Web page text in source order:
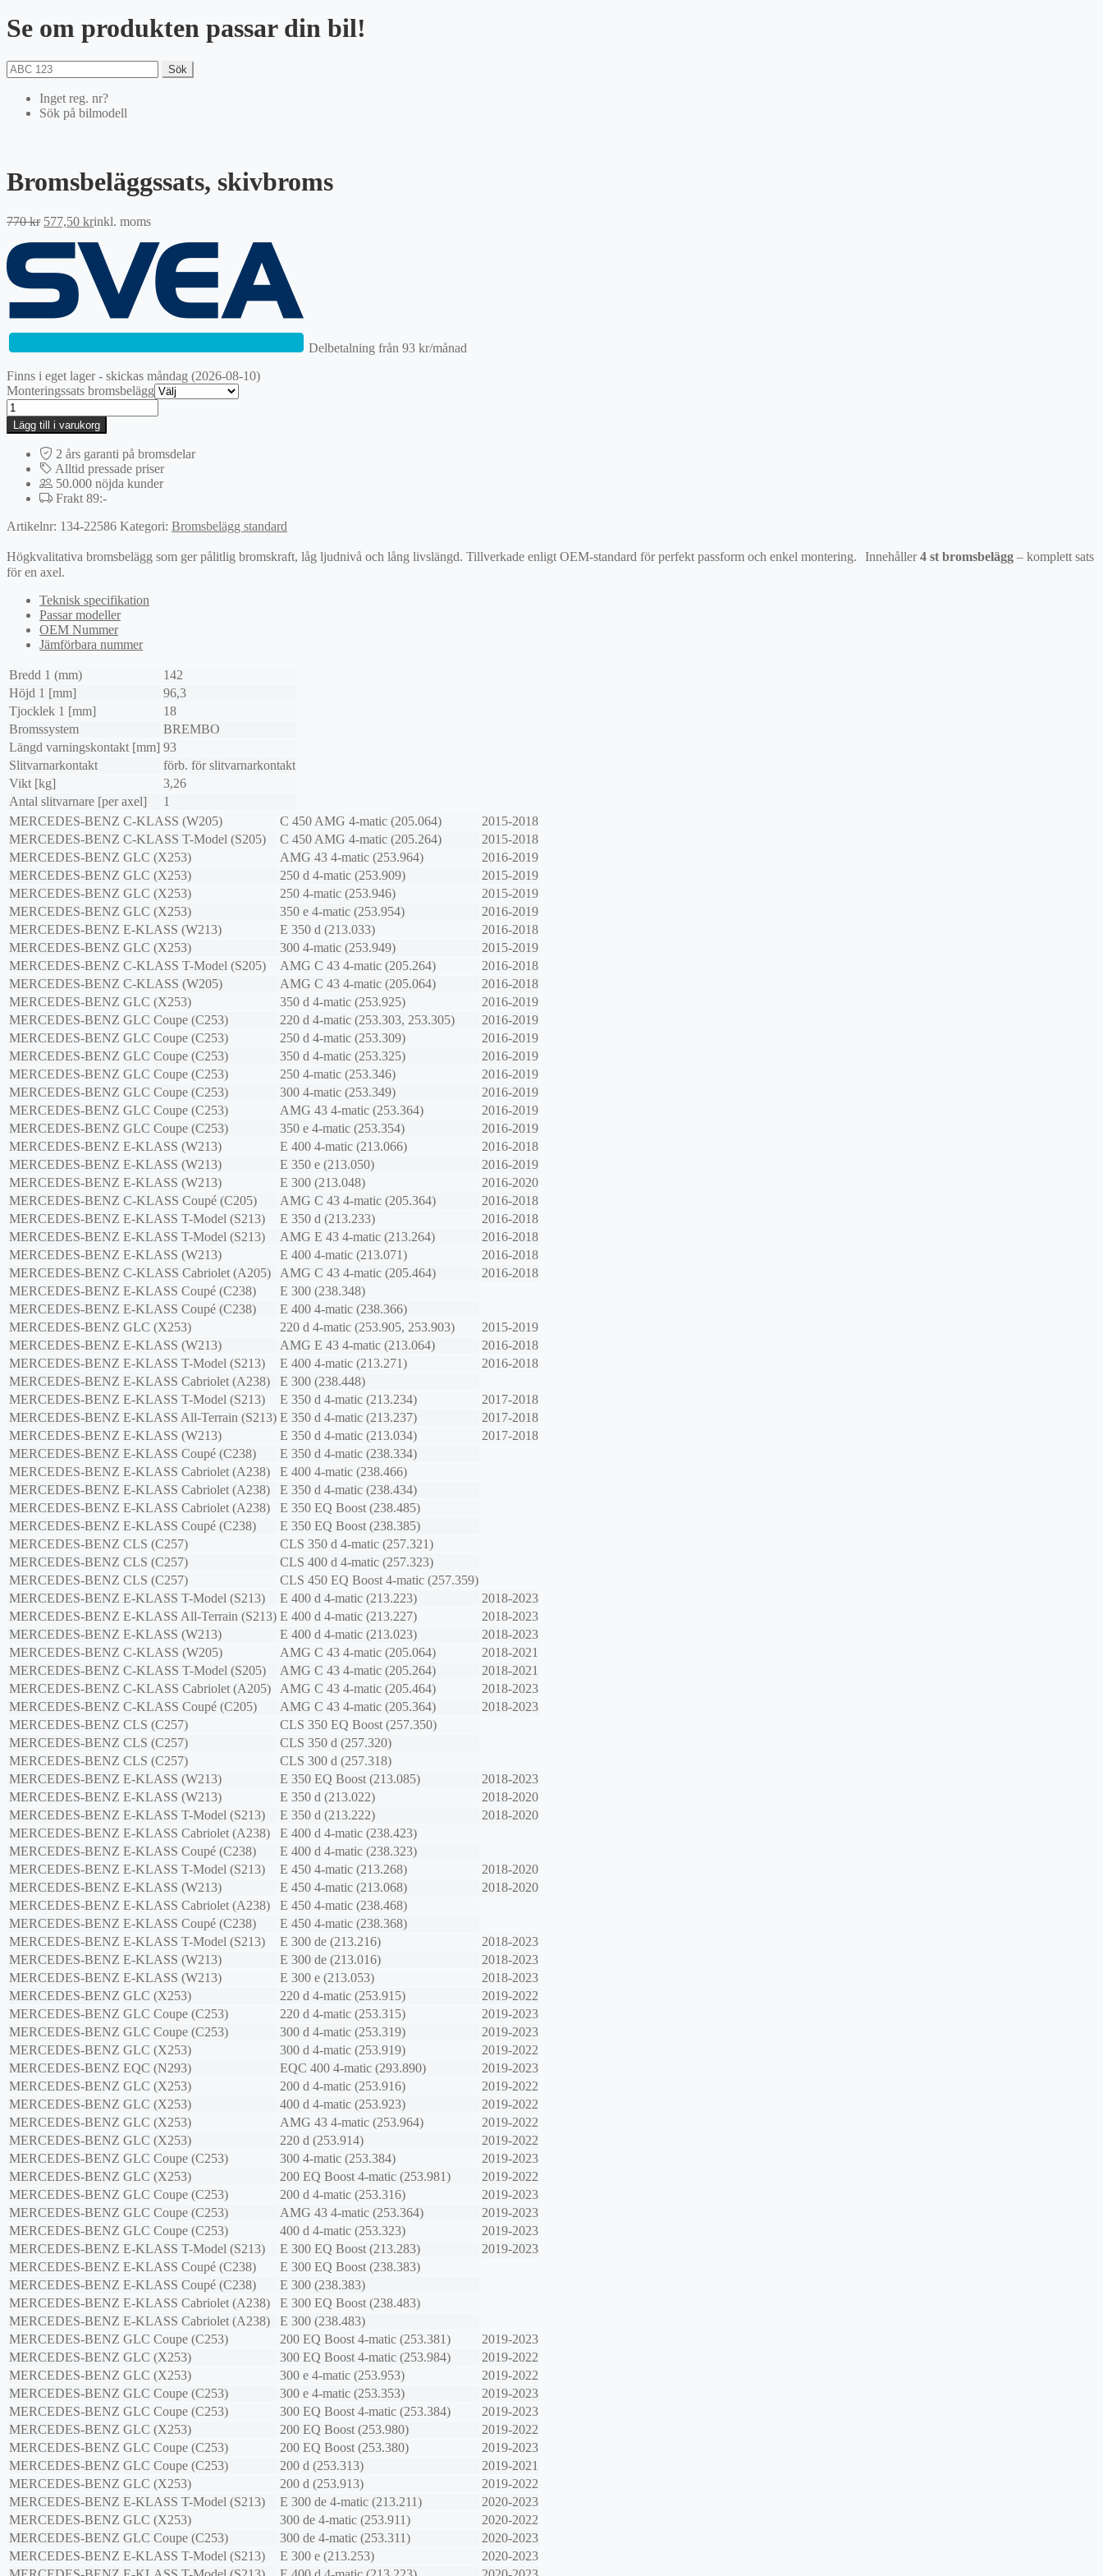
Se om produkten passar din bil!
Sök
Inget reg. nr?
Sök på bilmodell
Bromsbeläggssats, skivbroms
770kr Det
770 kr.
577,50 krDet
priset
är:
577,50 kr.
inkl. moms
Delbetalning från 93 kr/månad
Finns i eget lager - skickas måndag (2026-08-10)
Monteringssats bromsbelägg
Bromsbeläggssats,
skivbroms
mängd
Lägg till i varukorg
2 års garanti på bromsdelar
Alltid pressade priser
50.000 nöjda kunder
Frakt 89:-
Artikelnr: 134-22586 Kategori: Bromsbelägg standard
Högkvalitativa bromsbelägg som ger pålitlig bromskraft, låg ljudnivå och lång livslängd. Tillverkade enligt OEM-standard för perfekt passform och enkel montering. Innehåller4 st bromsbelägg – komplett sats
för en axel.
Teknisk specifikation
Passar modeller
OEM Nummer
Jämförbara nummer
Bredd 1 (mm)
142
Höjd 1 [mm]
96,3
Tjocklek 1 [mm]
18
Bromssystem
BREMBO
Längd varningskontakt [mm] 93
Slitvarnarkontakt
förb. för slitvarnarkontakt
Vikt [kg]
3,26
Antal slitvarnare [per axel]
1
MERCEDES-BENZ C-KLASS (W205) C 450 AMG 4-matic (205.064)
2015-2018
MERCEDES-BENZ C-KLASS T-Model (S205) C 450 AMG 4-matic (205.264)
2015-2018
MERCEDES-BENZ GLC (X253) AMG 43 4-matic (253.964)
2016-2019
MERCEDES-BENZ GLC (X253) 250 d 4-matic (253.909)
2015-2019
MERCEDES-BENZ GLC (X253) 250 4-matic (253.946)
2015-2019
MERCEDES-BENZ GLC (X253) 350 e 4-matic (253.954)
2016-2019
MERCEDES-BENZ E-KLASS (W213) E 350 d (213.033)
2016-2018
MERCEDES-BENZ GLC (X253) 300 4-matic (253.949)
2015-2019
MERCEDES-BENZ C-KLASS T-Model (S205) AMG C 43 4-matic (205.264)
2016-2018
MERCEDES-BENZ C-KLASS (W205) AMG C 43 4-matic (205.064)
2016-2018
MERCEDES-BENZ GLC (X253) 350 d 4-matic (253.925)
2016-2019
MERCEDES-BENZ GLC Coupe (C253) 220 d 4-matic (253.303, 253.305)
2016-2019
MERCEDES-BENZ GLC Coupe (C253) 250 d 4-matic (253.309)
2016-2019
MERCEDES-BENZ GLC Coupe (C253) 350 d 4-matic (253.325)
2016-2019
MERCEDES-BENZ GLC Coupe (C253) 250 4-matic (253.346)
2016-2019
MERCEDES-BENZ GLC Coupe (C253) 300 4-matic (253.349)
2016-2019
MERCEDES-BENZ GLC Coupe (C253) AMG 43 4-matic (253.364)
2016-2019
MERCEDES-BENZ GLC Coupe (C253) 350 e 4-matic (253.354)
2016-2019
MERCEDES-BENZ E-KLASS (W213) E 400 4-matic (213.066)
2016-2018
MERCEDES-BENZ E-KLASS (W213) E 350 e (213.050)
2016-2019
MERCEDES-BENZ E-KLASS (W213) E 300 (213.048)
2016-2020
MERCEDES-BENZ C-KLASS Coupé (C205) AMG C 43 4-matic (205.364)
2016-2018
MERCEDES-BENZ E-KLASS T-Model (S213) E 350 d (213.233)
2016-2018
MERCEDES-BENZ E-KLASS T-Model (S213) AMG E 43 4-matic (213.264)
2016-2018
MERCEDES-BENZ E-KLASS (W213) E 400 4-matic (213.071)
2016-2018
MERCEDES-BENZ C-KLASS Cabriolet (A205) AMG C 43 4-matic (205.464)
2016-2018
MERCEDES-BENZ E-KLASS Coupé (C238)
E 300 (238.348)
MERCEDES-BENZ E-KLASS Coupé (C238)
E 400 4-matic (238.366)
MERCEDES-BENZ GLC (X253) 220 d 4-matic (253.905, 253.903)
2015-2019
MERCEDES-BENZ E-KLASS (W213) AMG E 43 4-matic (213.064)
2016-2018
MERCEDES-BENZ E-KLASS T-Model (S213) E 400 4-matic (213.271)
2016-2018
MERCEDES-BENZ E-KLASS Cabriolet (A238)
E 300 (238.448)
MERCEDES-BENZ E-KLASS T-Model (S213) E 350 d 4-matic (213.234)
2017-2018
MERCEDES-BENZ E-KLASS All-Terrain (S213) E 350 d 4-matic (213.237)
2017-2018
MERCEDES-BENZ E-KLASS (W213) E 350 d 4-matic (213.034)
2017-2018
MERCEDES-BENZ E-KLASS Coupé (C238)
E 350 d 4-matic (238.334)
MERCEDES-BENZ E-KLASS Cabriolet (A238)
E 400 4-matic (238.466)
MERCEDES-BENZ E-KLASS Cabriolet (A238)
E 350 d 4-matic (238.434)
MERCEDES-BENZ E-KLASS Cabriolet (A238)
E 350 EQ Boost (238.485)
MERCEDES-BENZ E-KLASS Coupé (C238)
E 350 EQ Boost (238.385)
MERCEDES-BENZ CLS (C257)
CLS 350 d 4-matic (257.321)
MERCEDES-BENZ CLS (C257)
CLS 400 d 4-matic (257.323)
MERCEDES-BENZ CLS (C257)
CLS 450 EQ Boost 4-matic (257.359)
MERCEDES-BENZ E-KLASS T-Model (S213) E 400 d 4-matic (213.223)
2018-2023
MERCEDES-BENZ E-KLASS All-Terrain (S213) E 400 d 4-matic (213.227)
2018-2023
MERCEDES-BENZ E-KLASS (W213) E 400 d 4-matic (213.023)
2018-2023
MERCEDES-BENZ C-KLASS (W205) AMG C 43 4-matic (205.064)
2018-2021
MERCEDES-BENZ C-KLASS T-Model (S205) AMG C 43 4-matic (205.264)
2018-2021
MERCEDES-BENZ C-KLASS Cabriolet (A205) AMG C 43 4-matic (205.464)
2018-2023
MERCEDES-BENZ C-KLASS Coupé (C205) AMG C 43 4-matic (205.364)
2018-2023
MERCEDES-BENZ CLS (C257)
CLS 350 EQ Boost (257.350)
MERCEDES-BENZ CLS (C257)
CLS 350 d (257.320)
MERCEDES-BENZ CLS (C257)
CLS 300 d (257.318)
MERCEDES-BENZ E-KLASS (W213) E 350 EQ Boost (213.085)
2018-2023
MERCEDES-BENZ E-KLASS (W213) E 350 d (213.022)
2018-2020
MERCEDES-BENZ E-KLASS T-Model (S213) E 350 d (213.222)
2018-2020
MERCEDES-BENZ E-KLASS Cabriolet (A238)
E 400 d 4-matic (238.423)
MERCEDES-BENZ E-KLASS Coupé (C238)
E 400 d 4-matic (238.323)
MERCEDES-BENZ E-KLASS T-Model (S213) E 450 4-matic (213.268)
2018-2020
MERCEDES-BENZ E-KLASS (W213) E 450 4-matic (213.068)
2018-2020
MERCEDES-BENZ E-KLASS Cabriolet (A238)
E 450 4-matic (238.468)
MERCEDES-BENZ E-KLASS Coupé (C238)
E 450 4-matic (238.368)
MERCEDES-BENZ E-KLASS T-Model (S213) E 300 de (213.216)
2018-2023
MERCEDES-BENZ E-KLASS (W213) E 300 de (213.016)
2018-2023
MERCEDES-BENZ E-KLASS (W213) E 300 e (213.053)
2018-2023
MERCEDES-BENZ GLC (X253) 220 d 4-matic (253.915)
2019-2022
MERCEDES-BENZ GLC Coupe (C253) 220 d 4-matic (253.315)
2019-2023
MERCEDES-BENZ GLC Coupe (C253) 300 d 4-matic (253.319)
2019-2023
MERCEDES-BENZ GLC (X253) 300 d 4-matic (253.919)
2019-2022
MERCEDES-BENZ EQC (N293) EQC 400 4-matic (293.890)
2019-2023
MERCEDES-BENZ GLC (X253) 200 d 4-matic (253.916)
2019-2022
MERCEDES-BENZ GLC (X253) 400 d 4-matic (253.923)
2019-2022
MERCEDES-BENZ GLC (X253) AMG 43 4-matic (253.964)
2019-2022
MERCEDES-BENZ GLC (X253) 220 d (253.914)
2019-2022
MERCEDES-BENZ GLC Coupe (C253) 300 4-matic (253.384)
2019-2023
MERCEDES-BENZ GLC (X253) 200 EQ Boost 4-matic (253.981)
2019-2022
MERCEDES-BENZ GLC Coupe (C253) 200 d 4-matic (253.316)
2019-2023
MERCEDES-BENZ GLC Coupe (C253) AMG 43 4-matic (253.364)
2019-2023
MERCEDES-BENZ GLC Coupe (C253) 400 d 4-matic (253.323)
2019-2023
MERCEDES-BENZ E-KLASS T-Model (S213) E 300 EQ Boost (213.283)
2019-2023
MERCEDES-BENZ E-KLASS Coupé (C238)
E 300 EQ Boost (238.383)
MERCEDES-BENZ E-KLASS Coupé (C238)
E 300 (238.383)
MERCEDES-BENZ E-KLASS Cabriolet (A238)
E 300 EQ Boost (238.483)
MERCEDES-BENZ E-KLASS Cabriolet (A238)
E 300 (238.483)
MERCEDES-BENZ GLC Coupe (C253) 200 EQ Boost 4-matic (253.381)
2019-2023
MERCEDES-BENZ GLC (X253) 300 EQ Boost 4-matic (253.984)
2019-2022
MERCEDES-BENZ GLC (X253) 300 e 4-matic (253.953)
2019-2022
MERCEDES-BENZ GLC Coupe (C253) 300 e 4-matic (253.353)
2019-2023
MERCEDES-BENZ GLC Coupe (C253) 300 EQ Boost 4-matic (253.384)
2019-2023
MERCEDES-BENZ GLC (X253) 200 EQ Boost (253.980)
2019-2022
MERCEDES-BENZ GLC Coupe (C253) 200 EQ Boost (253.380)
2019-2023
MERCEDES-BENZ GLC Coupe (C253) 200 d (253.313)
2019-2021
MERCEDES-BENZ GLC (X253) 200 d (253.913)
2019-2022
MERCEDES-BENZ E-KLASS T-Model (S213) E 300 de 4-matic (213.211)
2020-2023
MERCEDES-BENZ GLC (X253) 300 de 4-matic (253.911)
2020-2022
MERCEDES-BENZ GLC Coupe (C253) 300 de 4-matic (253.311)
2020-2023
MERCEDES-BENZ E-KLASS T-Model (S213) E 300 e (213.253)
2020-2023